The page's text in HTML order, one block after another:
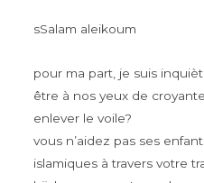
sSalam aleikoum
pour ma part, je suis
être à nos yeux de
enlever le voile?
vous n’aidez pas ses
islamiques à travers votre